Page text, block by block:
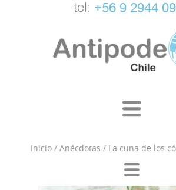
tel: +56 9 2944
Inicio/ Anécdotas / La cuna de los